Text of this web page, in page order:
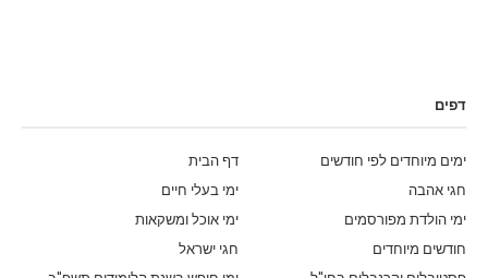
דפים
דף הבית
ימים מיוחדים לפי חודשים
ימי בעלי חיים
חגי אהבה
ימי אוכל ומשקאות
ימי הולדת מפורסמים
חגי ישראל
חודשים מיוחדים